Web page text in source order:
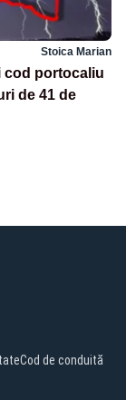
Stoica Marian
cod portocaliu
de 41 de
Cod de conduită